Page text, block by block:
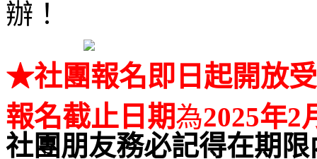
辦 ！
★社團報名即日起開放
報名截止日期為2025年2
社團朋友務必記得在期限